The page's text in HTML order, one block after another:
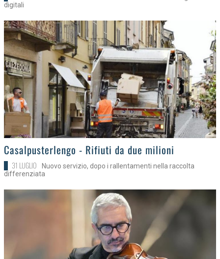
digitali
>
Casalpusterlengo - Rifiuti da due milioni
31 LUGLIO
Nuovo servizio, dopo i rallentamenti nella raccolta
differenziata